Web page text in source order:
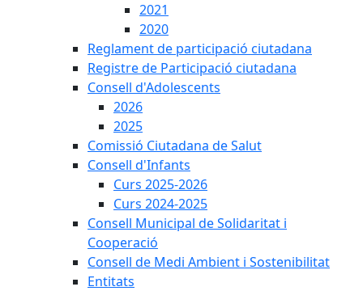
2021
2020
Reglament de participació ciutadana
Registre de Participació ciutadana
Consell d'Adolescents
2026
2025
Comissió Ciutadana de Salut
Consell d'Infants
Curs 2025-2026
Curs 2024-2025
Consell Municipal de Solidaritat i
Cooperació
Consell de Medi Ambient i Sostenibilitat
Entitats